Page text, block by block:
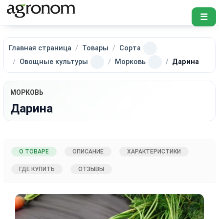
☰
Главная страница Товары
Сорта
Овощные культуры
Морковь Дарина
МОРКОВЬ
Дарина
О ТОВАРЕ ОПИСАНИЕ ХАРАКТЕРИСТИКИ
ГДЕ КУПИТЬ ОТЗЫВЫ